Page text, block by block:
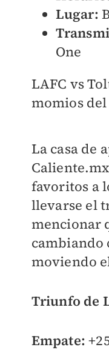
Lugar:
One
LAFC vs
momios
La casa de
favoritos a
llevarse el
mencionar
cambiando
moviendo
Triunfo de
Empate: